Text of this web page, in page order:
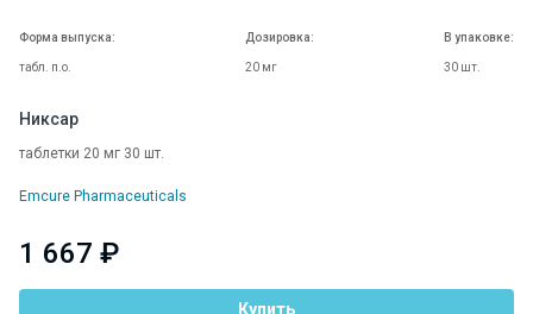
Форма выпуска:
табл. п.о.
Дозировка:
20 мг
В упаковке:
30 шт.
Никсар
таблетки 20 мг 30 шт.
Emcure Pharmaceuticals
1 667 ₽
Купить